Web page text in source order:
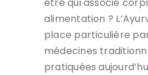
alimentation ?
place particulière
médecines
pratiquées